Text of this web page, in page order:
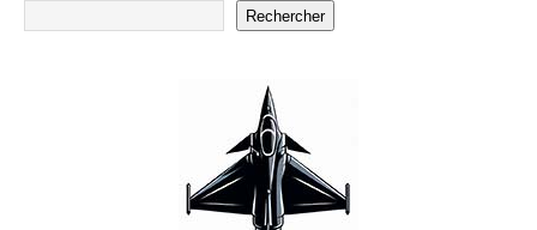
Rechercher